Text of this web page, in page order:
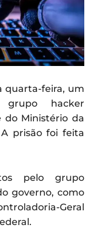
quarta-feira, um
hacker
do Ministério da
prisão foi feita
pelo grupo
governo, como
Geral